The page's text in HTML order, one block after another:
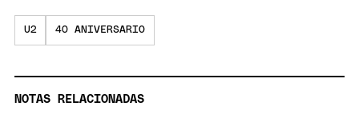
U2 40 ANIVERSARIO
NOTAS RELACIONADAS